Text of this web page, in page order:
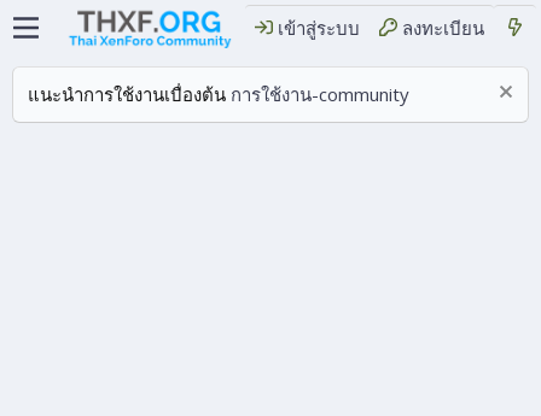
เข้าสู่ระบบ ลงทะเบียน
แนะนำการใช้งานเบื่องต้น การใช้งาน-community